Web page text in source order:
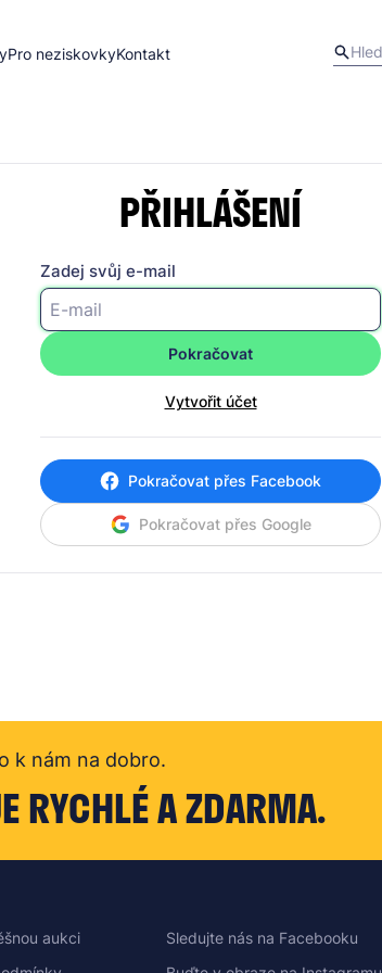
Pro neziskovkyKontakt
PŘIHLÁŠENÍ
Zadej svůj e-mail
Pokračovat
Vytvořit účet
Pokračovat přes Facebook
Pokračovat přes Google
k nám na dobro.
RYCHLÉ A ZDARMA.
aukci
Sledujte nás na Facebooku